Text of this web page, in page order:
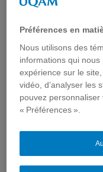
besoins
participants à
l’inclusion de
recherches.
d’accélérer la
première
Préférences en
Nous utilisons des
informations qui nous
expérience sur le
vidéo, d’analyser les
pouvez
« Préférences ».